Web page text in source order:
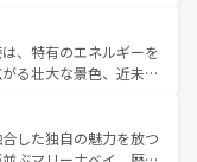
ムコーヒーなどは、ぜ
れてもあたたかい人々
と忘れられない旅にな
ェンマイなどの山岳地
ケットやクラビの美し
とができる。タイ料理
季節にも異なる楽しみ
人々、仏教を中心とし
訪れる旅人を魅了し続
、特有のエネルギーを
る壮大な景色、近未来
観光スポットが密集し
のも魅力。息をのむよ
港を存分に楽しみ尽く
した独自の魅力を放つ